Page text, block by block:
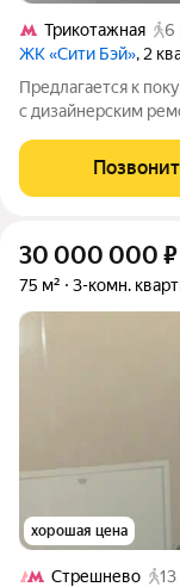
Трикотажная
6
ЖК «Сити Бэй», 2
Предлагается к
с дизайнерским
прихожая. Ремонт
экономили. Всё это
30 000 000 ₽
75 м² 3-комн.
хорошая цена
Стрешнево